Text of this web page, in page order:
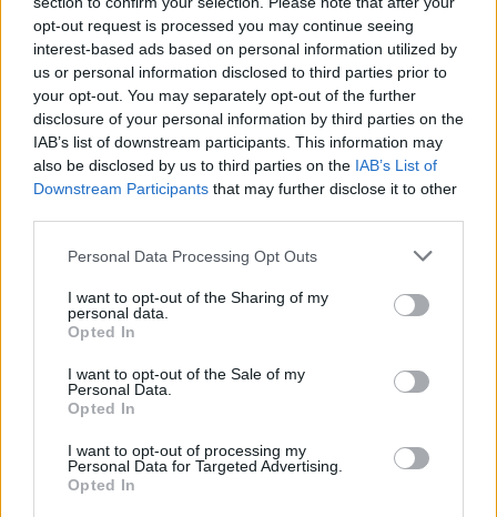
opt-out request is processed you may continue seeing
interest-based ads based on personal information utilized by
us or personal information disclosed to third parties prior to
your opt-out. You may separately opt-out of the further
disclosure of your personal information by third parties on the
IAB’s list of downstream participants. This information may
also be disclosed by us to third parties on the IAB’s List of
Downstream Participants that may further disclose it to other
Personal Data Processing Opt Outs
I want to opt-out of the Sharing of my
personal data.
Opted In
I want to opt-out of the Sale of my
Personal Data.
Opted In
I want to opt-out of processing my
Personal Data for Targeted Advertising.
Opted In